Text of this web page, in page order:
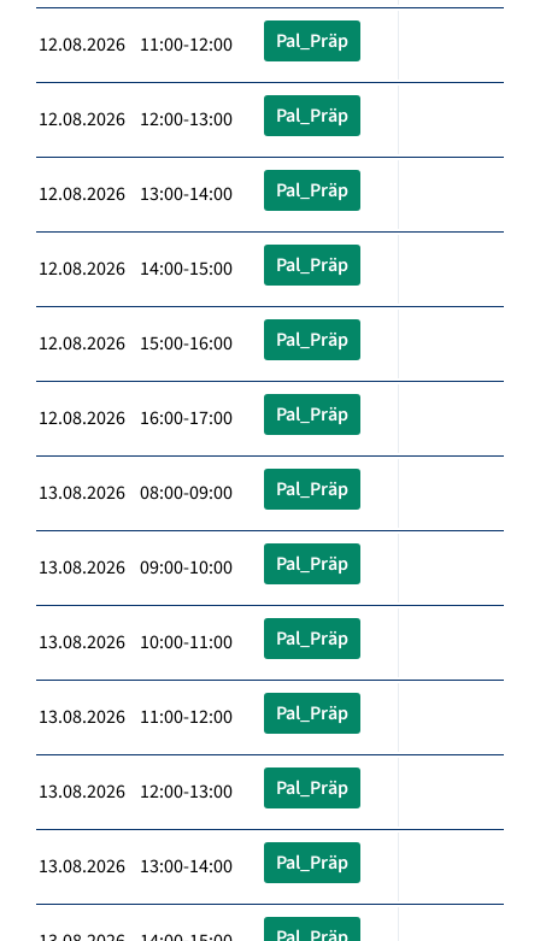
12.08.2026 11:00-12:00 Pal_Präp
12.08.2026 12:00-13:00 Pal_Präp
12.08.2026 13:00-14:00 Pal_Präp
12.08.2026 14:00-15:00 Pal_Präp
12.08.2026 15:00-16:00 Pal_Präp
12.08.2026 16:00-17:00 Pal_Präp
13.08.2026 08:00-09:00 Pal_Präp
13.08.2026 09:00-10:00 Pal_Präp
13.08.2026 10:00-11:00 Pal_Präp
13.08.2026 11:00-12:00 Pal_Präp
13.08.2026 12:00-13:00 Pal_Präp
13.08.2026 13:00-14:00 Pal_Präp